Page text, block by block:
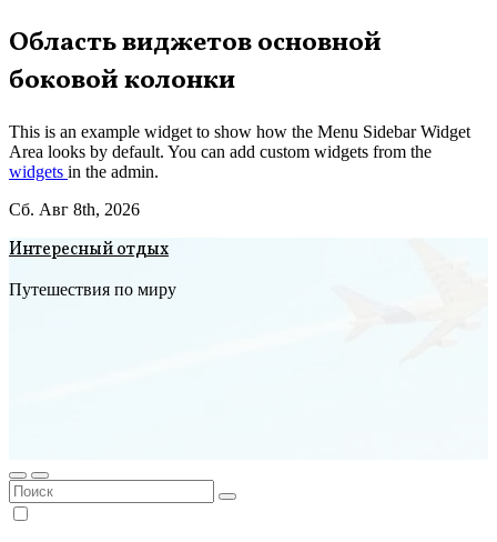
Перейти
к
содержимому
Область виджетов основной
боковой колонки
This is an example widget to show how the Menu Sidebar Widget
Area looks by default. You can add custom widgets from the
widgets in the admin.
Сб. Авг 8th, 2026
Интересный отдых
Путешествия по миру